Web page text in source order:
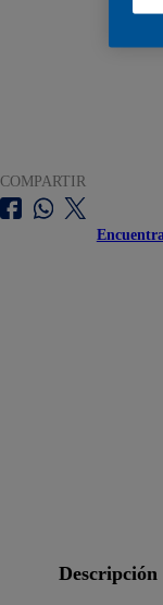
COMPARTIR
descripción